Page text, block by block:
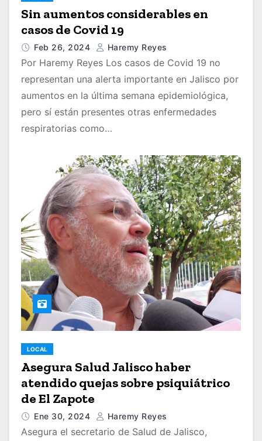
Sin aumentos considerables en
casos de Covid 19
Feb 26, 2024 Haremy Reyes
Por Haremy Reyes Los casos de Covid 19 no
representan una alerta importante en Jalisco por
aumentos en la última semana epidemiológica,
pero sí están presentes otras enfermedades
respiratorias como…
LOCAL
Asegura Salud Jalisco haber
atendido quejas sobre psiquiátrico
de El Zapote
Ene 30, 2024 Haremy Reyes
Asegura el secretario de Salud de Jalisco,